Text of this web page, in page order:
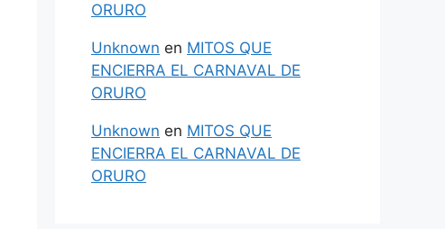
ORURO
Unknown en MITOS QUE
ENCIERRA EL CARNAVAL DE
ORURO
Unknown en MITOS QUE
ENCIERRA EL CARNAVAL DE
ORURO